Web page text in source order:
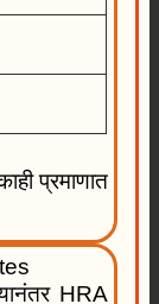
प्रमाणात
HRA